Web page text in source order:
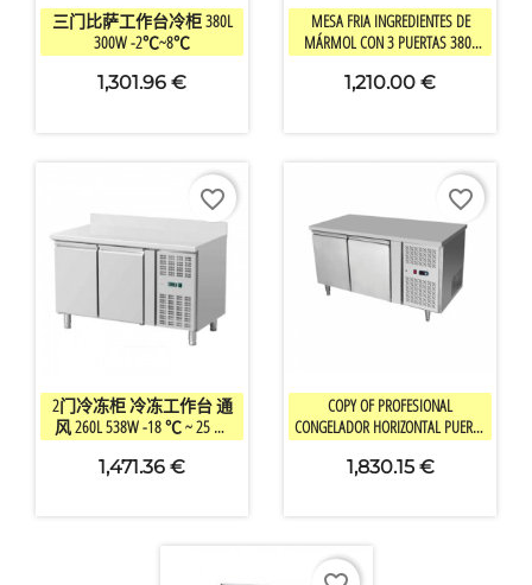
快速查看
三门比萨工作台冷柜 380L
300W -2℃~8℃
1,301.96 €
快速查看
MESA FRIA INGREDIENTES DE
MÁRMOL CON 3 PUERTAS 380L
310W -2 ℃ ~ 8 ℃
1,210.00 €
快速查看
2门冷冻柜 冷冻工作台 通
风 260L 538W -18 ℃ ~ 25 ℃
6.7KW/24H
1,471.36 €
favorite_border
快速查看
COPY OF PROFESIONAL
CONGELADOR HORIZONTAL PUERTA
DE CRISTAL 530L/750L/980L -18
℃ ~ -20 ℃
1,830.15 €
favorite_border